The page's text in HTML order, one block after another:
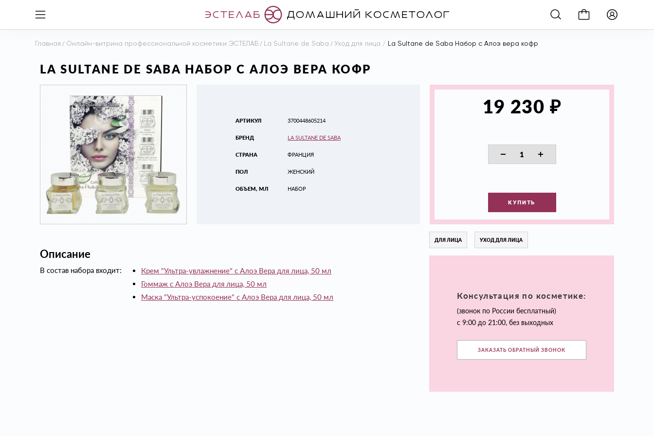
Главная / Онлайн-витрина профессиональной косметики ЭСТЕЛАБ / La Sultane de Saba / Уход для лица / La Sultane de Saba Набор с Алоэ вера кофр
LA SULTANE DE SABA НАБОР С АЛОЭ ВЕРА КОФР
АРТИКУЛ
БРЕНД
СТРАНА
ПОЛ
ОБЪЕМ, МЛ
3700448605214
LA SULTANE DE SABA
ФРАНЦИЯ
ЖЕНСКИЙ
НАБОР
19 230 ₽
КУПИТЬ
Описание
В состав набора входит:
Крем "Ультра-увлажнение" с Алоэ Вера для лица, 50 мл
Гоммаж с Алоэ Вера для лица, 50 мл
Маска "Ультра-успокоение" с Алоэ Вера для лица, 50 мл
ДЛЯ ЛИЦА УХОД ДЛЯ ЛИЦА
Консультация по косметике:
(звонок по России бесплатный)
с 9:00 до 21:00, без выходных
ЗАКАЗАТЬ ОБРАТНЫЙ ЗВОНОК